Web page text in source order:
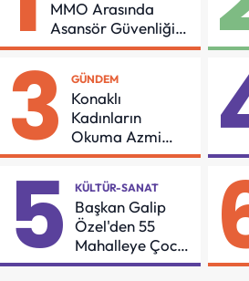
MMO Arasında
Asansör Güvenliği
İçin Önemli Protokol
3 GÜNDEM
Konaklı
Kadınların
Okuma Azmi
Örnek Oldu
5 KÜLTÜR-SANAT
Başkan Galip
Özel'den 55
Mahalleye Çocuk
Şenliği